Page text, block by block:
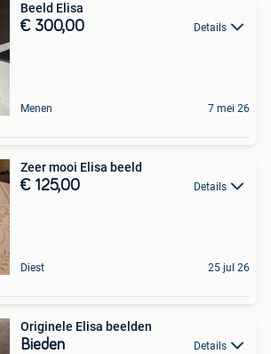
Beeld Elisa
€ 300,00 Details
Menen 7 mei 26
Zeer mooi Elisa beeld
€ 125,00 Details
Diest 25 jul 26
Originele Elisa beelden
Bieden Details